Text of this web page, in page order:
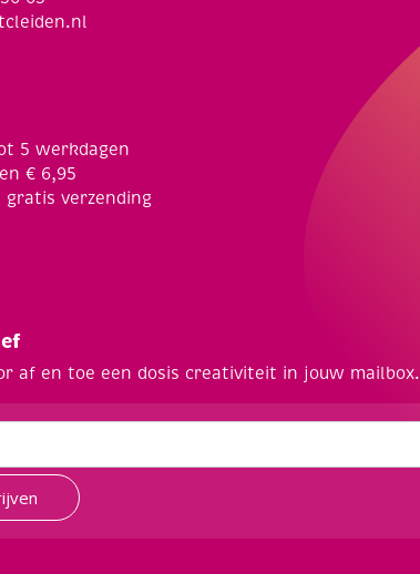
5 werkdagen
€ 6,95
gratis verzending
af en toe een dosis creativiteit in jouw mailbox.